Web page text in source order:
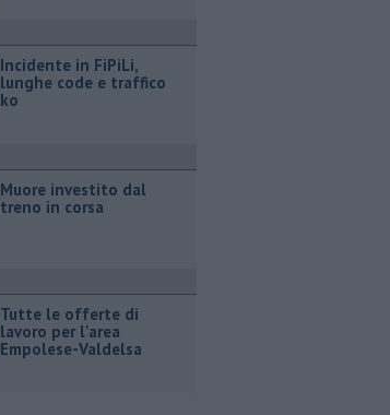
Incidente in FiPiLi,
lunghe code e traffico
ko
Muore investito dal
treno in corsa
​Tutte le offerte di
lavoro per l'area
Empolese-Valdelsa